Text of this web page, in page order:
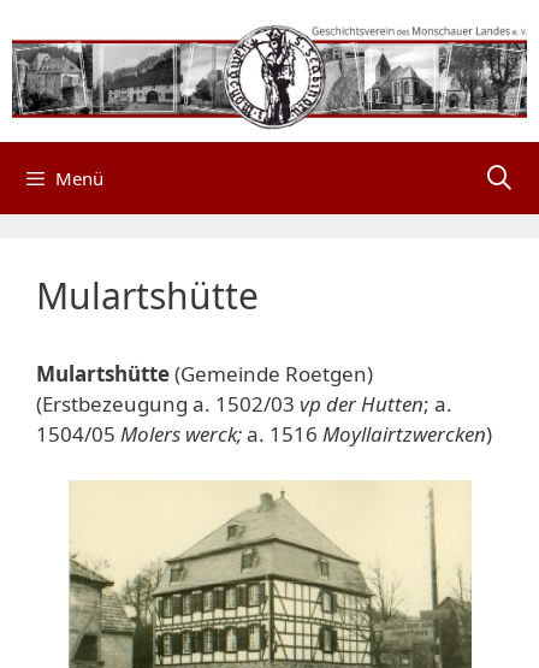
Inhalt
springen
Menü
Mulartshütte
Mulartshütte(Gemeinde Roetgen)
(Erstbezeugung a. 1502/03 vp der Hutten; a.
1504/05 Molers werck;a. 1516 Moyllairtzwercken)